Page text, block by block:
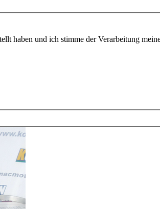
gestellt haben und ich stimme der Verarbeitung